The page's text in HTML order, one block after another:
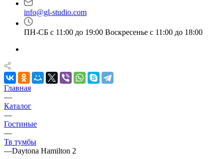
info@gl-studio.com
ПН-СБ с 11:00 до 19:00 Воскресенье с 11:00 до 18:00
Главная
—
Каталог
—
Гостиные
—
Тв тумбы
—Daytona Hamilton 2